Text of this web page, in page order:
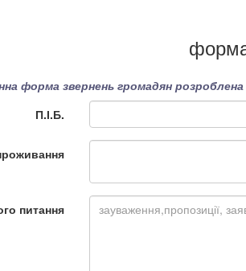
форма звернень громадян розроблена
П.І.Б.
питання